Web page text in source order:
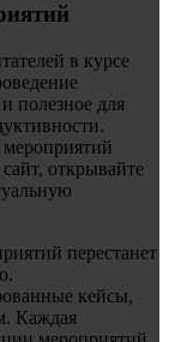
в курсе
полезное для
открывайте
перестанет
кейсы,
Каждая